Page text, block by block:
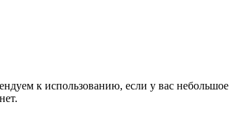
к использованию, если у вас небольшое